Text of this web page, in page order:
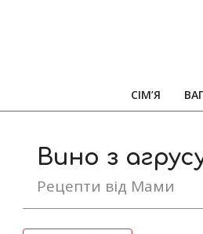
СІМ’Я
Вино з
Рецепти від Мами